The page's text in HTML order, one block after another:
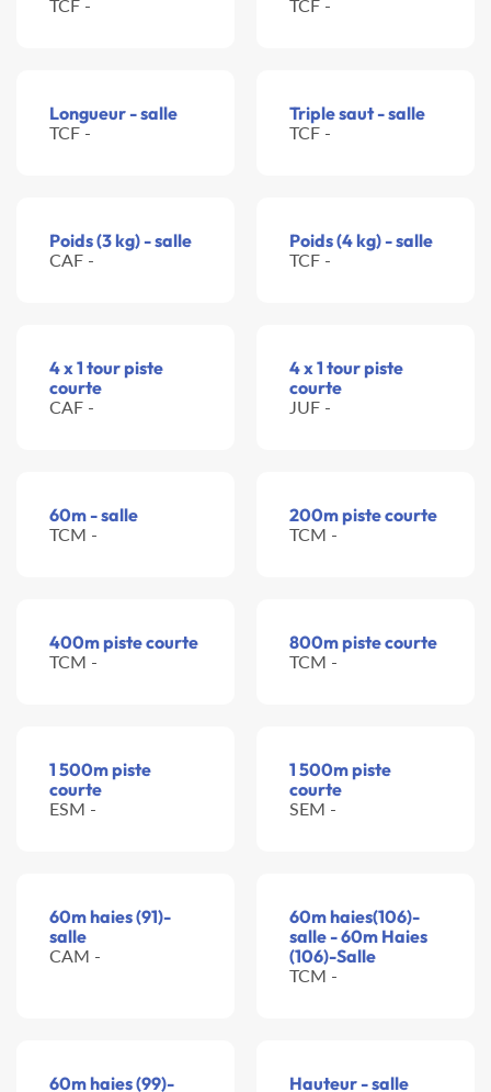
TCF - TCF -
Longueur - salle
TCF -
Triple saut - salle
TCF -
Poids (3 kg) - salle
CAF -
Poids (4 kg) - salle
TCF -
4 x 1 tour piste
courte
CAF -
4 x 1 tour piste
courte
JUF -
60m - salle
TCM -
200m piste courte
TCM -
400m piste courte
TCM -
800m piste courte
TCM -
1 500m piste
courte
ESM -
1 500m piste
courte
SEM -
60m haies (91)-
salle
CAM -
60m haies(106)-
salle - 60m Haies
(106)-Salle
TCM -
60m haies (99)- Hauteur - salle